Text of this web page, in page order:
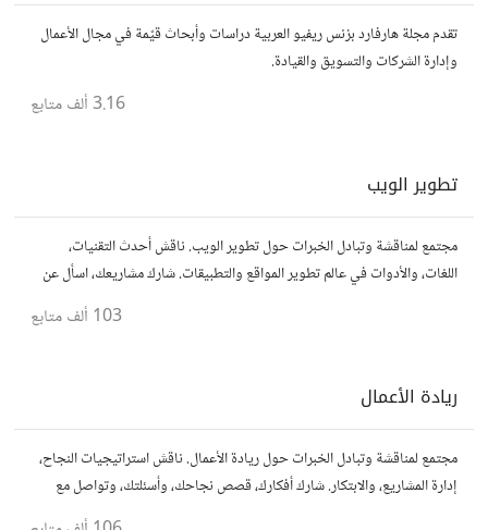
تقدم مجلة هارفارد بزنس ريفيو العربية دراسات وأبحاث قيّمة في مجال الأعمال
وإدارة الشركات والتسويق والقيادة.
3.16 ألف متابع
تطوير الويب
مجتمع لمناقشة وتبادل الخبرات حول تطوير الويب. ناقش أحدث التقنيات،
اللغات، والأدوات في عالم تطوير المواقع والتطبيقات. شارك مشاريعك، اسأل عن
103 ألف متابع
ريادة الأعمال
مجتمع لمناقشة وتبادل الخبرات حول ريادة الأعمال. ناقش استراتيجيات النجاح،
إدارة المشاريع، والابتكار. شارك أفكارك، قصص نجاحك، وأسئلتك، وتواصل مع